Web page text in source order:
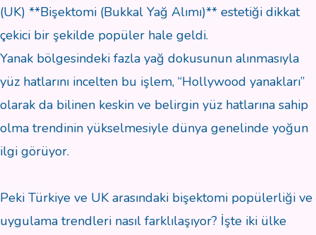
(UK) **Bişektomi (Bukkal Yağ Alımı)** estetiği dikkat
çekici bir şekilde popüler hale geldi.
Yanak bölgesindeki fazla yağ dokusunun alınmasıyla
yüz hatlarını incelten bu işlem, “Hollywood yanakları”
olarak da bilinen keskin ve belirgin yüz hatlarına sahip
olma trendinin yükselmesiyle dünya genelinde yoğun
ilgi görüyor.
Peki Türkiye ve UK arasındaki bişektomi popülerliği ve
uygulama trendleri nasıl farklılaşıyor? İşte iki ülke